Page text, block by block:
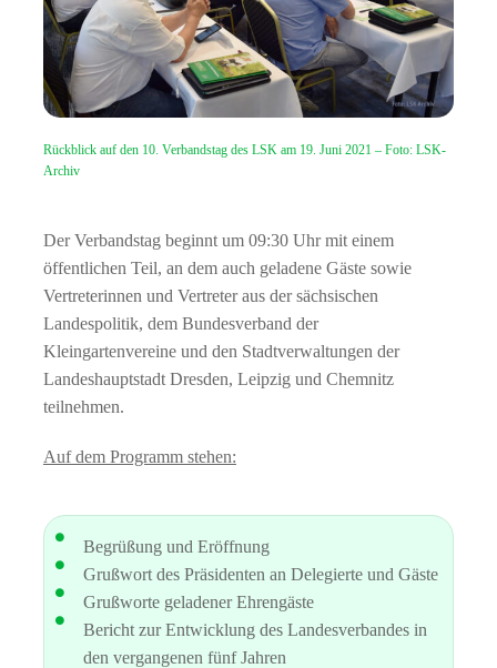
Rückblick auf den 10. Verbandstag des LSK am 19. Juni 2021 – Foto: LSK-
Archiv
Der Verbandstag beginnt um 09:30 Uhr mit einem
öffentlichen Teil, an dem auch geladene Gäste sowie
Vertreterinnen und Vertreter aus der sächsischen
Landespolitik, dem Bundesverband der
Kleingartenvereine und den Stadtverwaltungen der
Landeshauptstadt Dresden, Leipzig und Chemnitz
teilnehmen.
Auf dem Programm stehen:
Begrüßung und Eröffnung
Grußwort des Präsidenten an Delegierte und Gäste
Grußworte geladener Ehrengäste
Bericht zur Entwicklung des Landesverbandes in
den vergangenen fünf Jahren